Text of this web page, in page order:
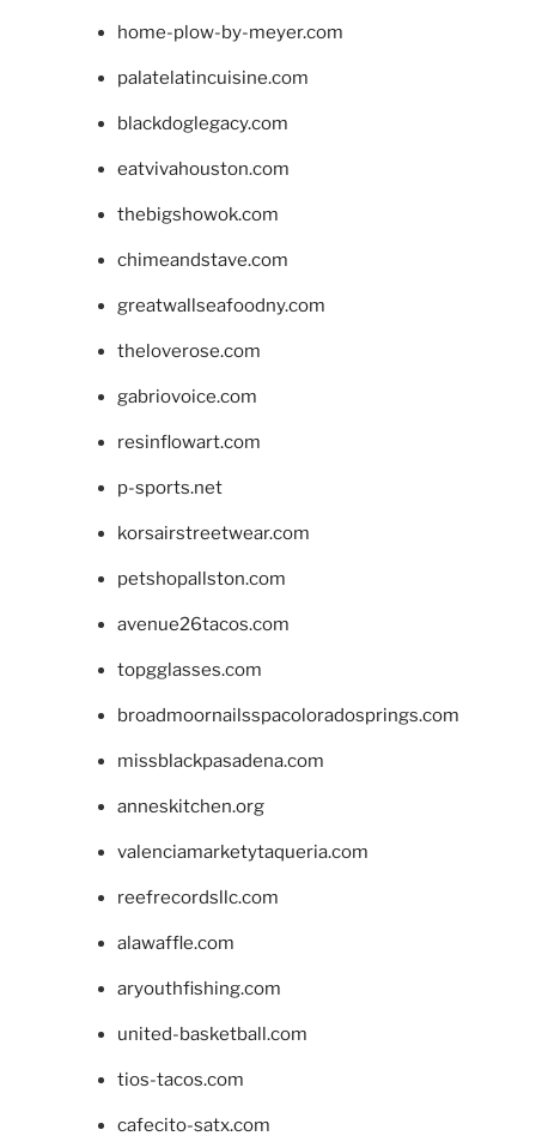
home-plow-by-meyer.com
palatelatincuisine.com
blackdoglegacy.com
eatvivahouston.com
thebigshowok.com
chimeandstave.com
greatwallseafoodny.com
theloverose.com
gabriovoice.com
resinflowart.com
p-sports.net
korsairstreetwear.com
petshopallston.com
avenue26tacos.com
topgglasses.com
broadmoornailsspacoloradosprings.com
missblackpasadena.com
anneskitchen.org
valenciamarketytaqueria.com
reefrecordsllc.com
alawaffle.com
aryouthfishing.com
united-basketball.com
tios-tacos.com
cafecito-satx.com